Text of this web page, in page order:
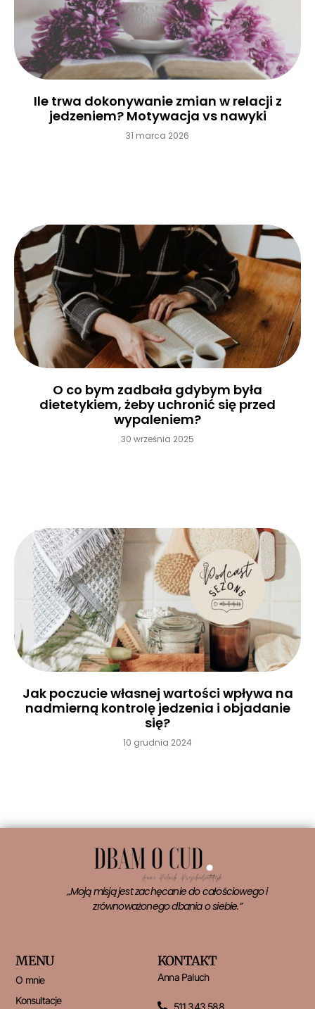
Ile trwa dokonywanie zmian w relacji z
jedzeniem? Motywacja vs nawyki
31 marca 2026
O co bym zadbała gdybym była
dietetykiem, żeby uchronić się przed
wypaleniem?
30 września 2025
Jak poczucie własnej wartości wpływa na
nadmierną kontrolę jedzenia i objadanie
się?
10 grudnia 2024
„Moją misją jest zachęcanie do całościowego i
zrównoważonego dbania o siebie.”
MENU
O mnie
Konsultacje
KONTAKT
Anna Paluch
511 343 588